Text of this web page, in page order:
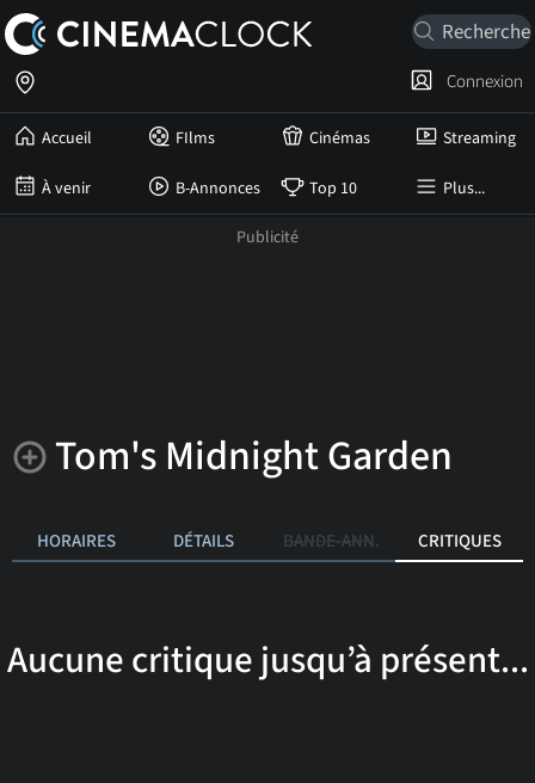
Accueil FIlms Cinémas Streaming
À venir B-Annonces Top 10 Plus...
Connexion
Tom's Midnight Garden
HORAIRES DÉTAILS BANDE-ANN. CRITIQUES
Aucune critique jusqu’à présent...